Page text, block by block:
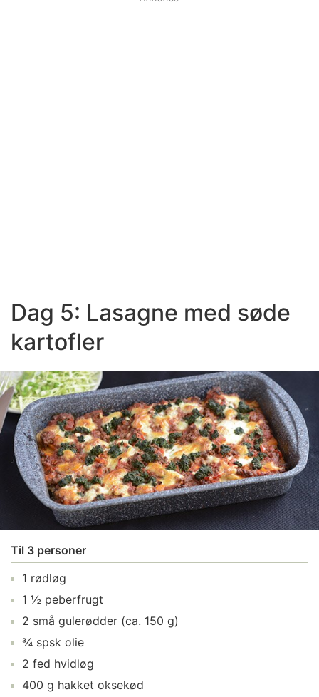
Dag 5: Lasagne med søde
kartofler
Til 3 personer
1 rødløg
1 ½ peberfrugt
2 små gulerødder (ca. 150 g)
¾ spsk olie
2 fed hvidløg
400 g hakket oksekød